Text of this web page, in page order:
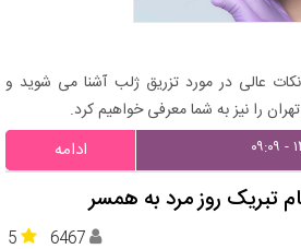
عالی در مورد تزریق ژلب آشنا می شوید و
را نیز به شما معرفی خواهیم کرد.
ادامه
تبریک روز مرد به همسر
5 6467